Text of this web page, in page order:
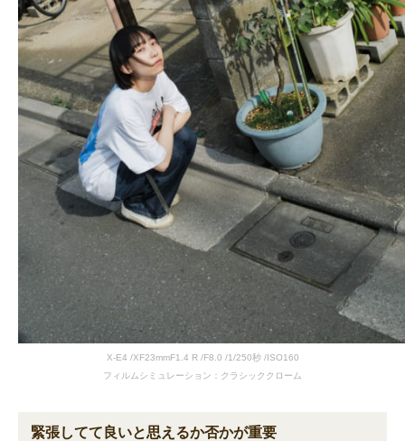
X-E4 /XF23mmF1.4 R /F8.0 /1/250秒 /ISO160
フィルムシミュレーション：クラシッククローム
緊張してて良いと思えるか否かが重要